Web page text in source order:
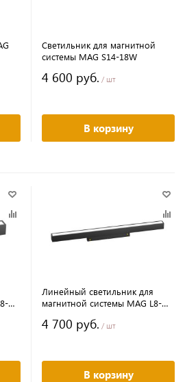
Светильник для магнитной
системы MAG S14-18W
4 600 руб. / шт
В корзину
Линейный светильник для
магнитной системы MAG L8-
4 700 руб. / шт
В корзину